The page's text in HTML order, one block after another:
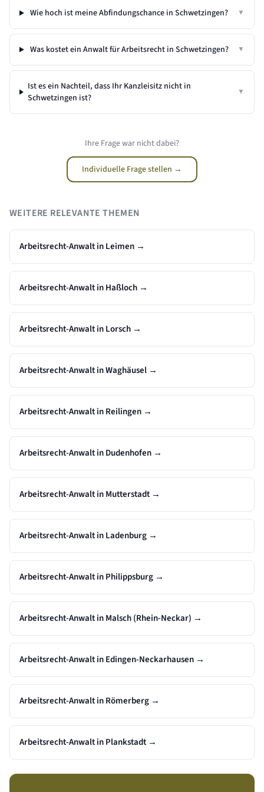
Wie hoch ist meine Abfindungschance in Schwetzingen? ▼
Was kostet ein Anwalt für Arbeitsrecht in Schwetzingen? ▼
Ist es ein Nachteil, dass Ihr Kanzleisitz nicht in
Schwetzingen ist?
▼
Ihre Frage war nicht dabei?
Individuelle Frage stellen →
WEITERE RELEVANTE THEMEN
Arbeitsrecht-Anwalt in Leimen →
Arbeitsrecht-Anwalt in Haßloch →
Arbeitsrecht-Anwalt in Lorsch →
Arbeitsrecht-Anwalt in Waghäusel →
Arbeitsrecht-Anwalt in Reilingen →
Arbeitsrecht-Anwalt in Dudenhofen →
Arbeitsrecht-Anwalt in Mutterstadt →
Arbeitsrecht-Anwalt in Ladenburg →
Arbeitsrecht-Anwalt in Philippsburg →
Arbeitsrecht-Anwalt in Malsch (Rhein-Neckar) →
Arbeitsrecht-Anwalt in Edingen-Neckarhausen →
Arbeitsrecht-Anwalt in Römerberg →
Arbeitsrecht-Anwalt in Plankstadt →